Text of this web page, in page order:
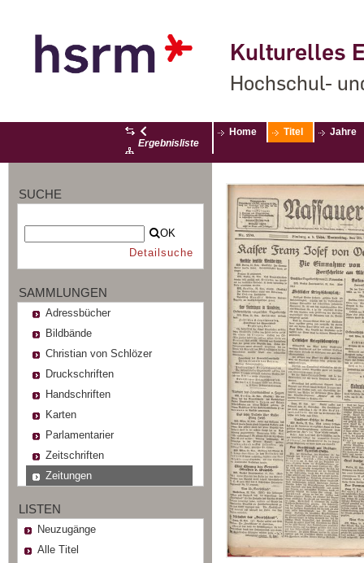
Kulturelles
Hochschul-
Ergebnisliste
Home Titel Jahre
SUCHE
OK
Detailsuche
SAMMLUNGEN
Adressbücher
Bildbände
Christian von Schlözer
Druckschriften
Handschriften
Karten
Parlamentarier
Zeitschriften
Zeitungen
LISTEN
Neuzugänge
Alle Titel